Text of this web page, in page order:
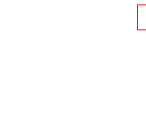
ทุกคนเพิ่มอาหารเห
ดี คืออาหารจำพวก